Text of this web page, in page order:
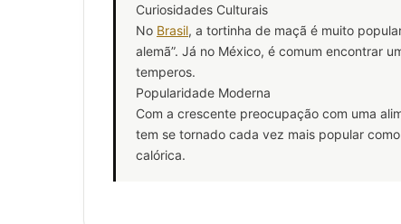
Curiosidades Culturais
No Brasil, a tortinha de maçã é muito
alemã”. Já no México, é comum encontrar
temperos.
Popularidade Moderna
Com a crescente preocupação com uma
tem se tornado cada vez mais popular
calórica.